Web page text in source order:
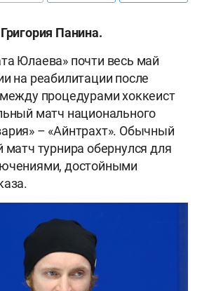
Панина.
Юлаева» почти весь май
на реабилитации после
процедурами хоккеист
матч национального
– «Айнтрахт». Обычный
матч турнира обернулся для
достойными